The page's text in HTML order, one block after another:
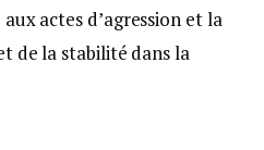
actes d’agression et la
de la stabilité dans la